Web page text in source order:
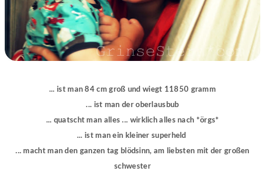
... ist man 84 cm groß und wiegt 11850 gramm
... ist man der oberlausbub
... quatscht man alles ... wirklich alles nach *örgs*
... ist man ein kleiner superheld
... macht man den ganzen tag blödsinn, am liebsten mit der großen
schwester